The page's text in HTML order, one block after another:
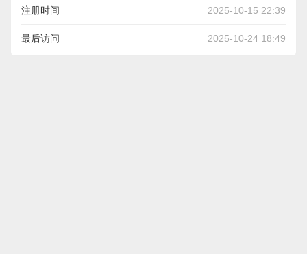
注册时间 2025-10-15 22:39
最后访问 2025-10-24 18:49